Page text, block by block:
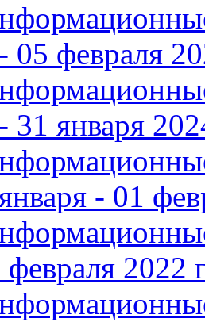
05 февраля
31 января
- 01
2022